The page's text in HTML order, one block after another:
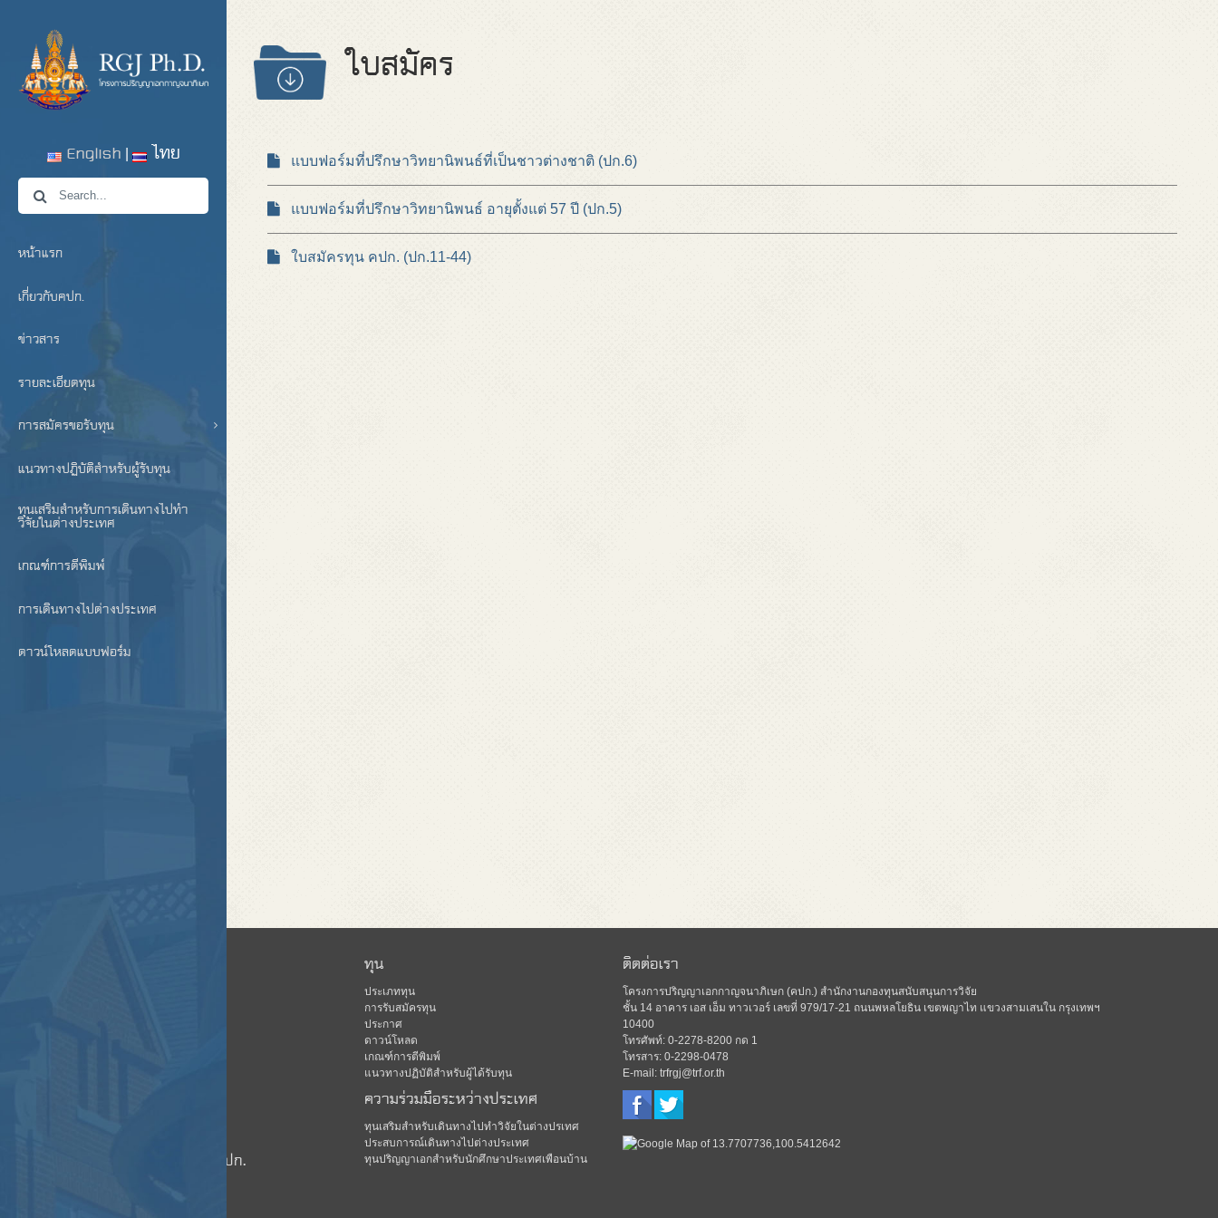
English ไทย
หน้าแรก
เกี่ยวกับคปก.
ข่าวสาร
รายละเอียดทุน
การสมัครขอรับทุน
แนวทางปฏิบัติสำหรับผู้รับทุน
ทุนเสริมสำหรับการเดินทางไปทำ
วิจัยในต่างประเทศ
เกณฑ์การตีพิมพ์
การเดินทางไปต่างประเทศ
ดาวน์โหลดแบบฟอร์ม
ใบสมัคร
แบบฟอร์มที่ปรึกษาวิทยานิพนธ์ที่เป็นชาวต่างชาติ (ปก.6)
แบบฟอร์มที่ปรึกษาวิทยานิพนธ์ อายุตั้งแต่ 57 ปี (ปก.5)
ใบสมัครทุน คปก. (ปก.11-44)
ชมรมนักเรียนทุน คปก.
ทุน
ประเภททุน
การรับสมัครทุน
ประกาศ
ดาวน์โหลด
เกณฑ์การตีพิมพ์
แนวทางปฏิบัติสำหรับผู้ได้รับทุน
ความร่วมมือระหว่างประเทศ
ทุนเสริมสำหรับเดินทางไปทำวิจัยในต่างปรเทศ
ประสบการณ์เดินทางไปต่างประเทศ
ทุนปริญญาเอกสำหรับนักศึกษาประเทศเพือนบ้าน
ติดต่อเรา
โครงการปริญญาเอกกาญจนาภิเษก (คปก.) สำนักงานกองทุนสนับสนุนการวิจัย
ชั้น 14 อาคาร เอส เอ็ม ทาวเวอร์ เลขที่ 979/17-21 ถนนพหลโยธิน เขตพญาไท แขวงสามเสนใน กรุงเทพฯ
10400
โทรศัพท์: 0-2278-8200 กด 1
โทรสาร: 0-2298-0478
E-mail: trfrgj@trf.or.th